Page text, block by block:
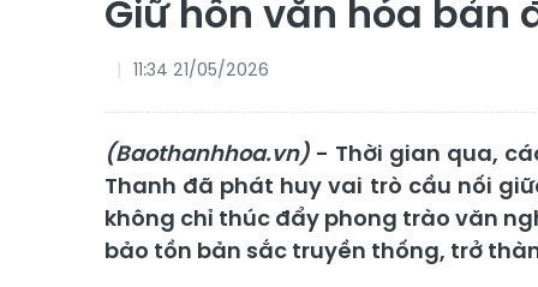
Giữ hồn văn hóa bản
11:34 21/05/2026
(Baothanhhoa.vn) - Thời gian qua,
Thanh đã phát huy vai trò cầu nối
không chỉ thúc đẩy phong trào văn
bảo tồn bản sắc truyền thống, trở